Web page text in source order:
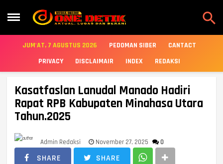

JUM'AT, 7 AGUSTUS 2026 PEDOMAN SIBER
CANTACT
PRIVACY
DISCLAIMAIR INDEX REDAKSI
Kasatfaslan Lanudal Manado Hadiri
Rapat RPB Kabupaten Minahasa Utara
Tahun.2025
Admin Redaksi November 27, 2025 0
SHARE SHARE